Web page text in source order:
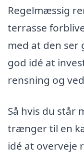
Regelmæssig
terrasse
med at den ser
god idé at
rensning og
Så hvis du står
trænger til en
idé at overveje